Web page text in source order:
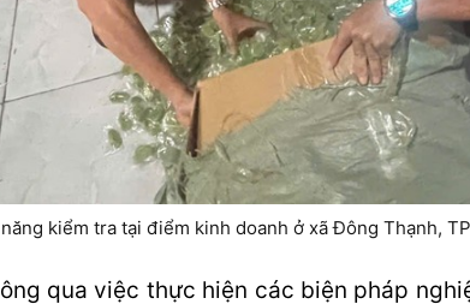
kiểm tra tại điểm kinh doanh ở xã Đông Thạnh,
qua việc thực hiện các biện pháp